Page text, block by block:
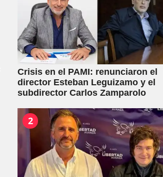
Crisis en el PAMI: renunciaron el
director Esteban Leguizamo y el
subdirector Carlos Zamparolo
2